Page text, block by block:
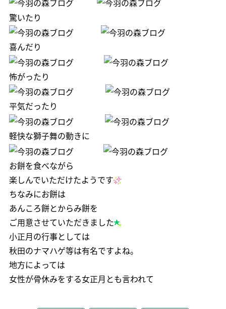
驚いたり
喜んだり
怖がったり
平気だったり
軽快な獅子舞の動きに
お餅を食べながら
楽しんでいただけたようです
ちなみにお餅は
あんころ餅とからみ餅を
ご用意させていただきました
小正月の行事としては
秋田のナマハゲ等は有名ですよね。
地方によっては
女性が骨休みをする女正月とも言われて